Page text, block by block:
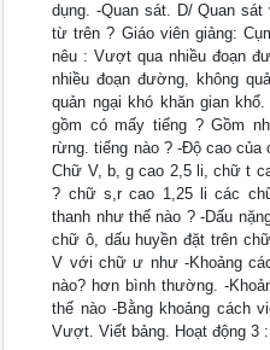
dụng. -Quan sát. D/ Quan
từ trên ? Giáo viên giảng:
nêu : Vượt qua nhiều đoạn
nhiều đoạn đường, không
quản ngại khó khăn gian
gồm có mấy tiếng ? Gồm
rừng. tiếng nào ? -Độ cao
Chữ V, b, g cao 2,5 li, chữ t
? chữ s,r cao 1,25 li các
thanh như thế nào ? -Dấu
chữ ô, dấu huyền đặt trên
V với chữ ư như -Khoảng
nào? hơn bình thường. -
thế nào -Bằng khoảng cách
Vượt. Viết bảng. Hoạt động 3